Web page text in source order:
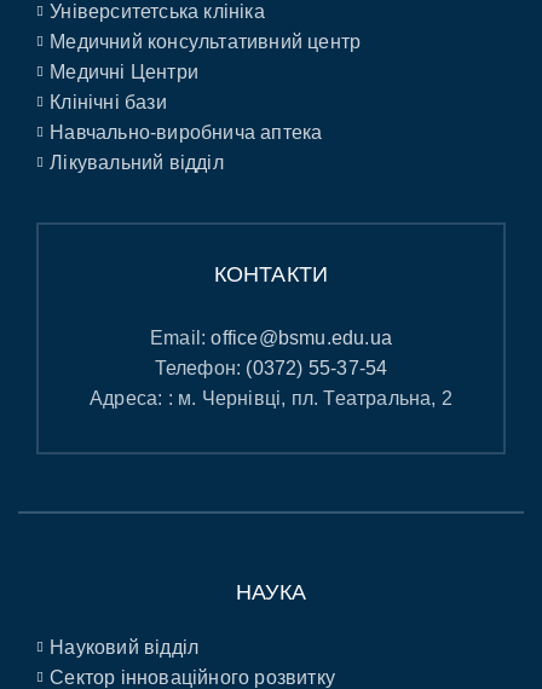
Університетська клініка
Медичний консультативний центр
Медичні Центри
Клінічні бази
Навчально-виробнича аптека
Лікувальний відділ
КОНТАКТИ
Email:office@bsmu.edu.ua
Телефон: (0372) 55-37-54
Адреса: : м. Чернівці, пл. Театральна, 2
НАУКА
Науковий відділ
Сектор інноваційного розвитку